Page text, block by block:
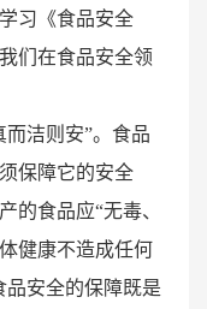
习《食品安全
们在食品安全领
洁则安”。食品
保障它的安全
的食品应“无毒、
健康不造成任何
品安全的保障既是